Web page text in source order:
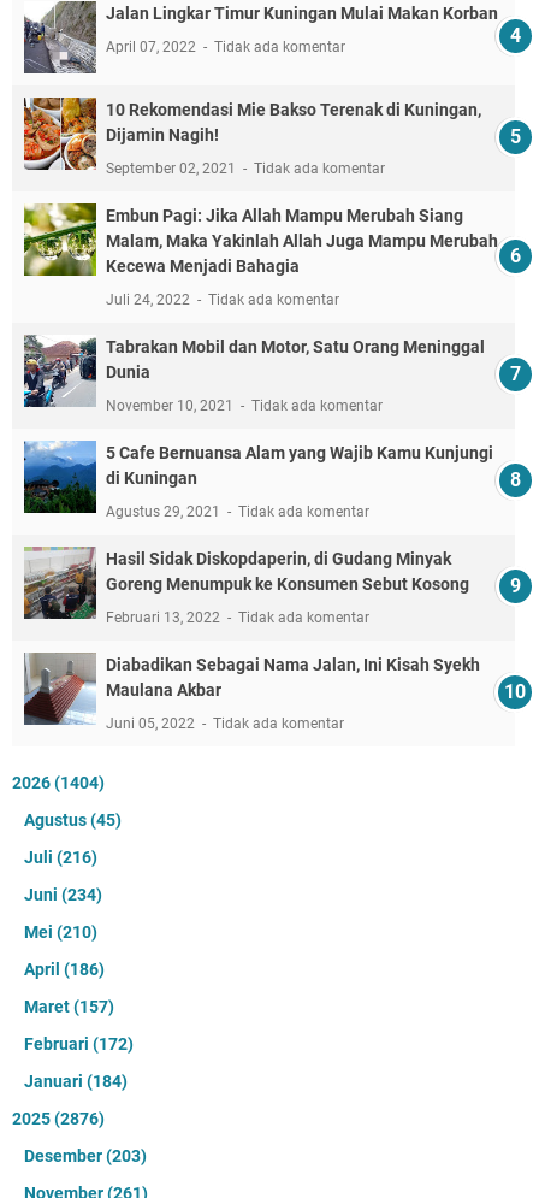
Jalan Lingkar Timur Kuningan Mulai Makan Korban
April 07, 2022 Tidak ada komentar
10 Rekomendasi Mie Bakso Terenak di Kuningan,
Dijamin Nagih!
September 02, 2021 Tidak ada komentar
Embun Pagi: Jika Allah Mampu Merubah Siang
Malam, Maka Yakinlah Allah Juga Mampu Merubah
Kecewa Menjadi Bahagia
Juli 24, 2022 Tidak ada komentar
Tabrakan Mobil dan Motor, Satu Orang Meninggal
Dunia
November 10, 2021 Tidak ada komentar
5 Cafe Bernuansa Alam yang Wajib Kamu Kunjungi
di Kuningan
Agustus 29, 2021 Tidak ada komentar
Hasil Sidak Diskopdaperin, di Gudang Minyak
Goreng Menumpuk ke Konsumen Sebut Kosong
Februari 13, 2022 Tidak ada komentar
Diabadikan Sebagai Nama Jalan, Ini Kisah Syekh
Maulana Akbar
Juni 05, 2022 Tidak ada komentar
2026(1404)
Agustus(45)
Juli (216)
Juni (234)
Mei (210)
April (186)
Maret(157)
Februari (172)
Januari (184)
2025(2876)
Desember(203)
November(261)